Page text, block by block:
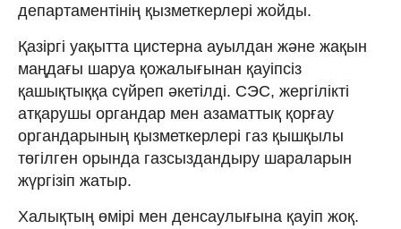
департаментінің қызметкерлері жойды.
Қазіргі уақытта цистерна ауылдан және жақын
маңдағы шаруа қожалығынан қауіпсіз
қашықтыққа сүйреп әкетілді. СЭС, жергілікті
атқарушы органдар мен азаматтық қорғау
органдарының қызметкерлері газ қышқылы
төгілген орында газсыздандыру шараларын
жүргізіп жатыр.
Халықтың өмірі мен денсаулығына қауіп жоқ.